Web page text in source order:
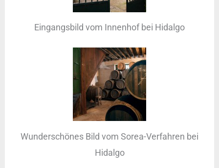
Eingangsbild vom Innenhof bei Hidalgo
Wunderschönes Bild vom Sorea-Verfahren bei
Hidalgo